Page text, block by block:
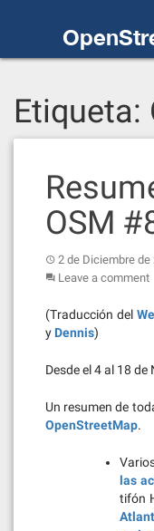
Etiqueta:
OSM
2 de Diciembre de
Leave a comment
(Traducción del
y Dennis)
Desde el 4 al 18
Un resumen de
OpenStreetMap.
las
tifón